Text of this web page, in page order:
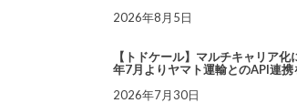
2026年8月5日
【トドケール】マルチキャリア
年7月よりヤマト運輸とのAPI連携
2026年7月30日